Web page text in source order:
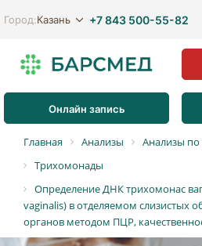
Город:Казань +7 843 500-55-82
Онлайн запись
Главная Анализы
Анализы по
Трихомонады
Определение ДНК трихомонас
vaginalis) в отделяемом слизистых
органов методом ПЦР,